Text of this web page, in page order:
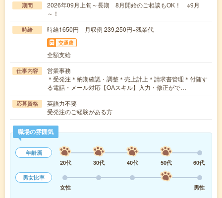
期間
2026年09月上旬～長期 8月開始のご相談もOK！ ※9月
～！
時給 時給1650円 月収例 239,250円+残業代
交通費
全額支給
仕事内容
営業事務
＊受発注＊納期確認・調整＊売上計上＊請求書管理＊付随す
る電話・メール対応【OAスキル】入力・修正がで…
応募資格
英語力不要
受発注のご経験がある方
職場の雰囲気
年齢層
20代
30代 40代 50代
60代
男女比率
女性
男性